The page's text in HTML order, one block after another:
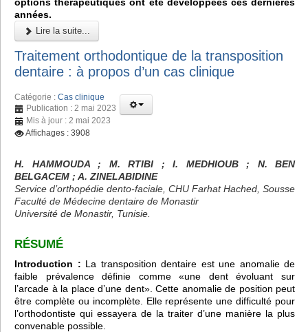
options thérapeutiques ont été développées ces dernières
années.
Lire la suite...
Traitement orthodontique de la transposition
dentaire : à propos d’un cas clinique
Catégorie : Cas clinique
Publication : 2 mai 2023
Mis à jour : 2 mai 2023
Affichages : 3908
H. HAMMOUDA ; M. RTIBI ; I. MEDHIOUB ; N. BEN
BELGACEM ; A. ZINELABIDINE
Service d’orthopédie dento-faciale, CHU Farhat Hached, Sousse
Faculté de Médecine dentaire de Monastir
Université de Monastir, Tunisie.
RÉSUMÉ
Introduction : La transposition dentaire est une anomalie de
faible prévalence définie comme «une dent évoluant sur
l’arcade à la place d’une dent». Cette anomalie de position peut
être complète ou incomplète. Elle représente une difficulté pour
l’orthodontiste qui essayera de la traiter d’une manière la plus
convenable possible.